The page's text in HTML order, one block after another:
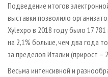
Подведение итогов
выставки позволило
Xylexpo в 2018 году было 17
на 2,1% больше, чем два года
за пределов Италии (прирост –
Весьма интенсивной и